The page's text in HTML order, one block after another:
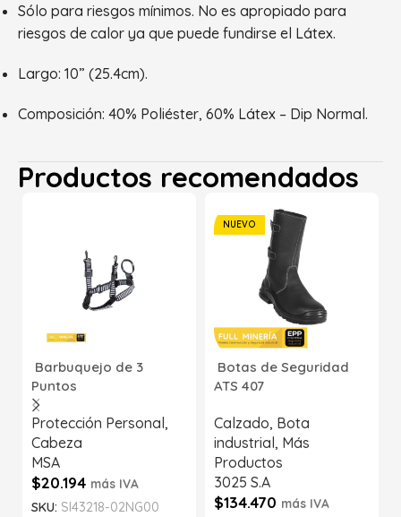
Sólo para riesgos mínimos. No es apropiado para
riesgos de calor ya que puede fundirse el Látex.
Largo: 10” (25.4cm).
Composición: 40% Poliéster, 60% Látex – Dip Normal.
Productos recomendados
Barbuquejo de 3
Puntos
Protección Personal,
Cabeza
MSA
$20.194 más IVA
SKU: SI43218-02NG00
NUEVO
Botas de Seguridad
ATS 407
Calzado, Bota
industrial, Más
Productos
3025 S.A
$134.470 más IVA